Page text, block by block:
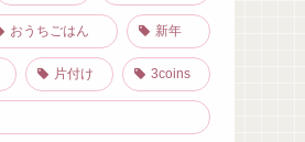
おうちごはん 新年
片付け 3coins